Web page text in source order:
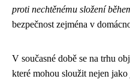
proti nechtěnému složení
bezpečnost zejména v
V současné době se na trhu
které mohou sloužit nejen